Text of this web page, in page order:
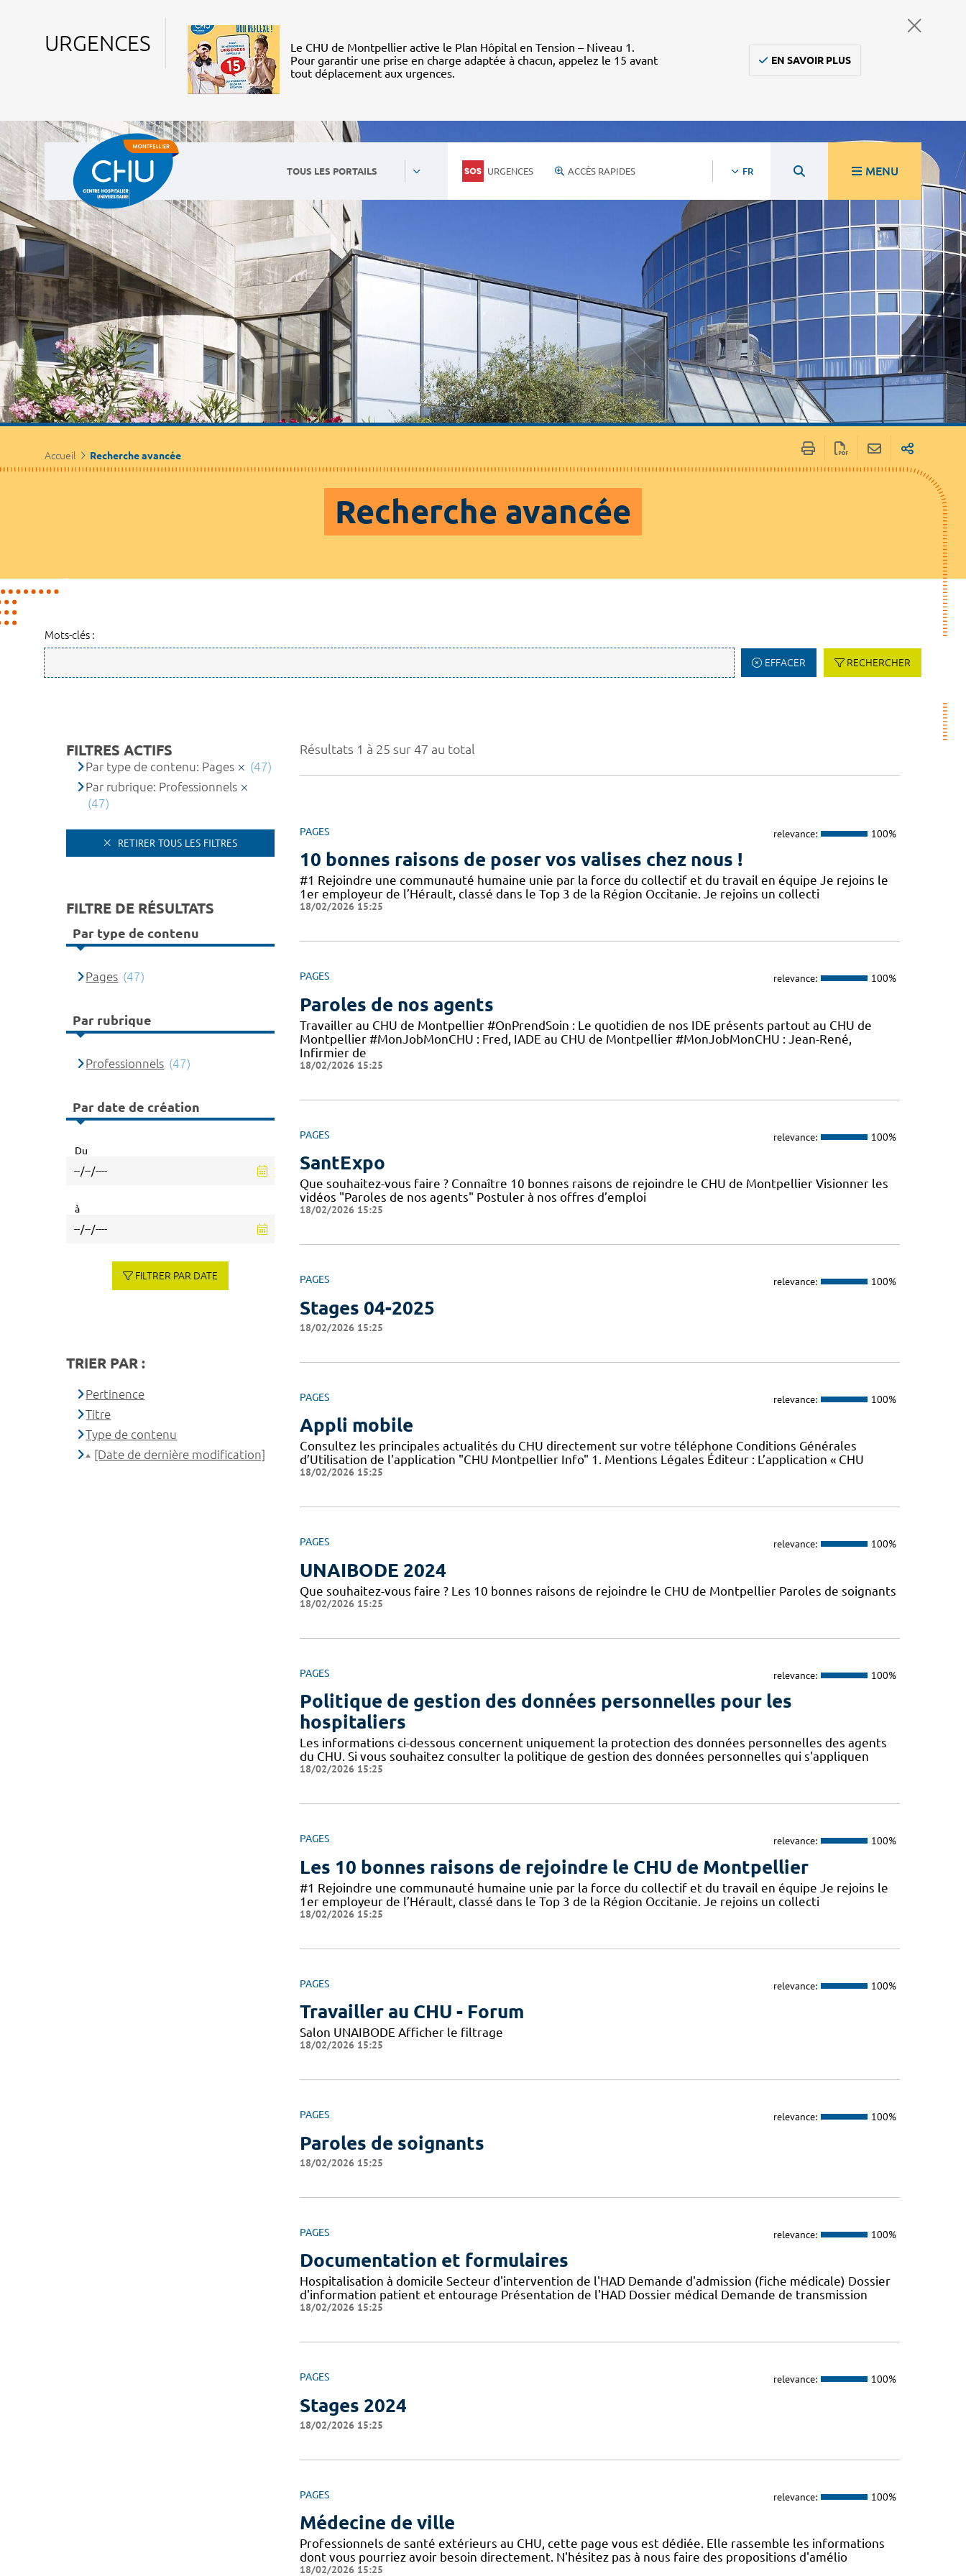
URGENCES
Le CHU de Montpellier active le Plan Hôpital en Tension – Niveau 1.
Pour garantir une prise en charge adaptée à chacun, appelez le 15 avant
tout déplacement aux urgences.
EN SAVOIR PLUS
TOUS LES PORTAILS URGENCES ACCÈS RAPIDES FR MENU
Accueil Recherche avancée
Recherche avancée
Mots-clés :
EFFACER RECHERCHER
Résultats 1 à 25 sur 47 au total
PAGES relevance: 100%
10 bonnes raisons de poser vos valises chez nous !
#1 Rejoindre une communauté humaine unie par la force du collectif et du travail en équipe Je rejoins le
1er employeur de l’Hérault, classé dans le Top 3 de la Région Occitanie. Je rejoins un collecti
18/02/2026 15:25
PAGES relevance: 100%
Paroles de nos agents
Travailler au CHU de Montpellier #OnPrendSoin : Le quotidien de nos IDE présents partout au CHU de
Montpellier #MonJobMonCHU : Fred, IADE au CHU de Montpellier #MonJobMonCHU : Jean-René,
Infirmier de
18/02/2026 15:25
PAGES relevance: 100%
SantExpo
Que souhaitez-vous faire ? Connaître 10 bonnes raisons de rejoindre le CHU de Montpellier Visionner les
vidéos "Paroles de nos agents" Postuler à nos offres d’emploi
18/02/2026 15:25
PAGES relevance: 100%
Stages 04-2025
18/02/2026 15:25
PAGES relevance: 100%
Appli mobile
Consultez les principales actualités du CHU directement sur votre téléphone Conditions Générales
d’Utilisation de l'application "CHU Montpellier Info" 1. Mentions Légales Éditeur : L’application « CHU
18/02/2026 15:25
PAGES relevance: 100%
UNAIBODE 2024
Que souhaitez-vous faire ? Les 10 bonnes raisons de rejoindre le CHU de Montpellier Paroles de soignants
18/02/2026 15:25
PAGES relevance: 100%
Politique de gestion des données personnelles pour les
hospitaliers
Les informations ci-dessous concernent uniquement la protection des données personnelles des agents
du CHU. Si vous souhaitez consulter la politique de gestion des données personnelles qui s'appliquen
18/02/2026 15:25
PAGES relevance: 100%
Les 10 bonnes raisons de rejoindre le CHU de Montpellier
#1 Rejoindre une communauté humaine unie par la force du collectif et du travail en équipe Je rejoins le
1er employeur de l’Hérault, classé dans le Top 3 de la Région Occitanie. Je rejoins un collecti
18/02/2026 15:25
PAGES relevance: 100%
Travailler au CHU - Forum
Salon UNAIBODE Afficher le filtrage
18/02/2026 15:25
PAGES relevance: 100%
Paroles de soignants
18/02/2026 15:25
PAGES relevance: 100%
Documentation et formulaires
Hospitalisation à domicile Secteur d'intervention de l'HAD Demande d'admission (fiche médicale) Dossier
d'information patient et entourage Présentation de l'HAD Dossier médical Demande de transmission
18/02/2026 15:25
PAGES relevance: 100%
Stages 2024
18/02/2026 15:25
PAGES relevance: 100%
Médecine de ville
Professionnels de santé extérieurs au CHU, cette page vous est dédiée. Elle rassemble les informations
dont vous pourriez avoir besoin directement. N'hésitez pas à nous faire des propositions d'amélio
18/02/2026 15:25
FILTRES ACTIFS
Par type de contenu: Pages
(47)
Par rubrique: Professionnels
(47)
RETIRER TOUS LES FILTRES
FILTRE DE RÉSULTATS
Par type de contenu
Pages (47)
Par rubrique
Professionnels (47)
Par date de création
Du
à
FILTRER PAR DATE
TRIER PAR :
Pertinence
Titre
Type de contenu
[Date de dernière modification]